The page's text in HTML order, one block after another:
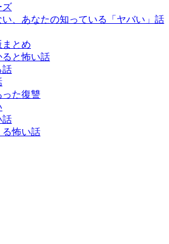
ズ
、あなたの知っている「ヤバい」話
まとめ
と怖い話
話
った復讐
話
る怖い話